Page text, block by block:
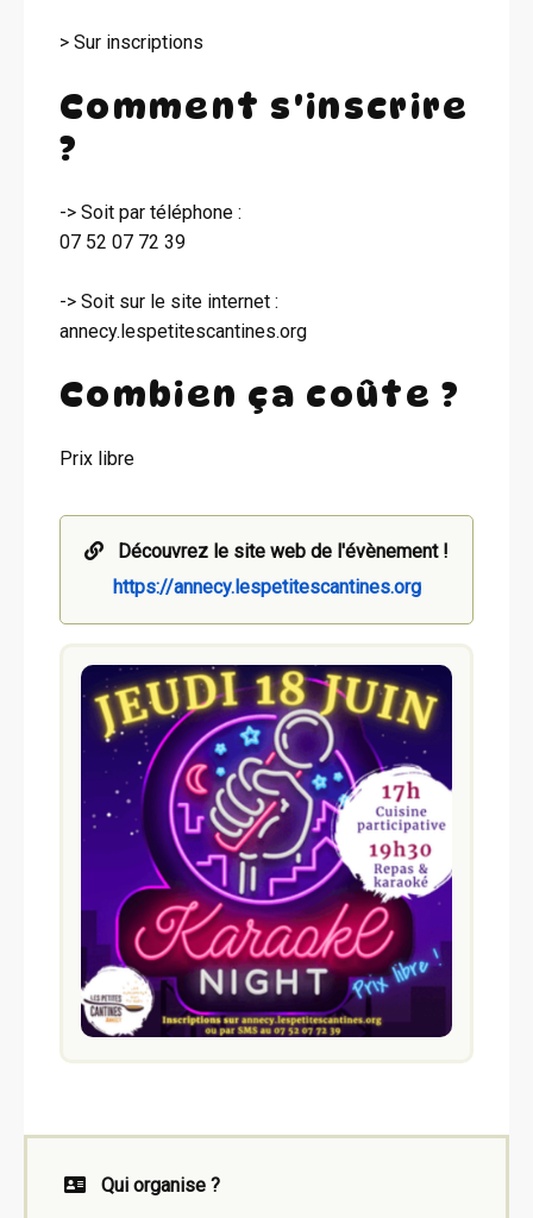
> Sur inscriptions
Comment s'inscrire
?
-> Soit par téléphone :
07 52 07 72 39
-> Soit sur le site internet :
annecy.lespetitescantines.org
Combien ça coûte ?
Prix libre
Découvrez le site web de l'évènement !
https://annecy.lespetitescantines.org
Qui organise ?